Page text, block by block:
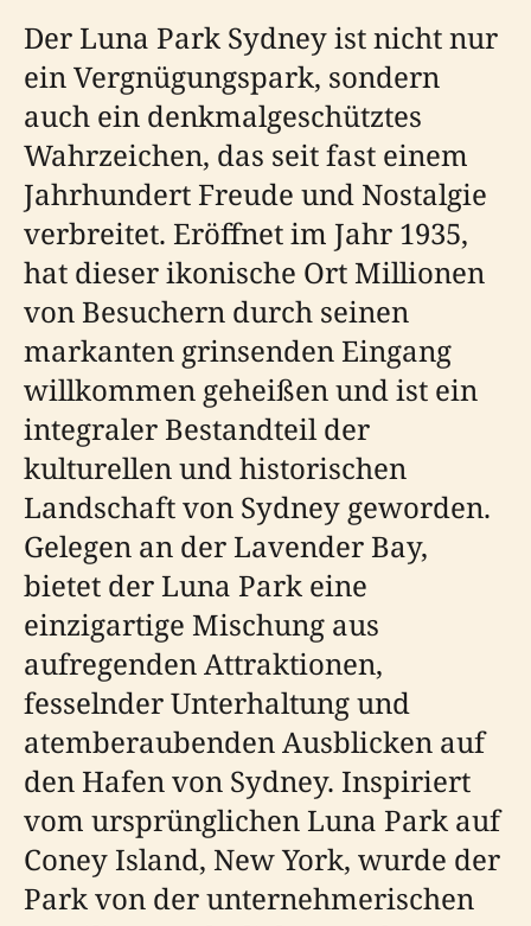
Der Luna Park Sydney ist nicht nur
ein Vergnügungspark, sondern
auch ein denkmalgeschütztes
Wahrzeichen, das seit fast einem
Jahrhundert Freude und Nostalgie
verbreitet. Eröffnet im Jahr 1935,
hat dieser ikonische Ort Millionen
von Besuchern durch seinen
markanten grinsenden Eingang
willkommen geheißen und ist ein
integraler Bestandteil der
kulturellen und historischen
Landschaft von Sydney geworden.
Gelegen an der Lavender Bay,
bietet der Luna Park eine
einzigartige Mischung aus
aufregenden Attraktionen,
fesselnder Unterhaltung und
atemberaubenden Ausblicken auf
den Hafen von Sydney. Inspiriert
vom ursprünglichen Luna Park auf
Coney Island, New York, wurde der
Park von der unternehmerischen